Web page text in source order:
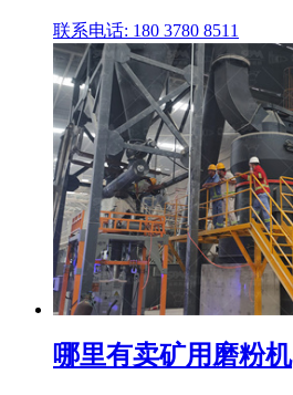
联系电话: 180 3780 8511
哪里有卖矿用磨粉机